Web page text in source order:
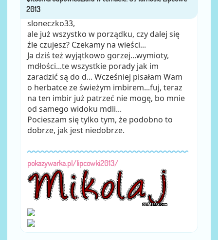
sloneczko33,
ale już wszystko w porządku, czy dalej się
źle czujesz? Czekamy na wieści...
Ja dziś też wyjątkowo gorzej...wymioty,
mdłości...te wszystkie porady jak im
zaradzić są do d... Wcześniej pisałam Wam
o herbatce ze świeżym imbirem...fuj, teraz
na ten imbir już patrzeć nie mogę, bo mnie
od samego widoku mdli...
Pocieszam się tylko tym, że podobno to
dobrze, jak jest niedobrze.
pokazywarka.pl/lipcowki2013/